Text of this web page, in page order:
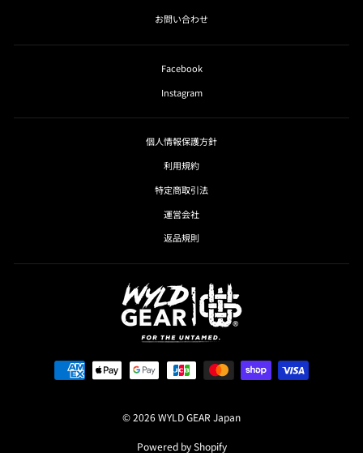
お問い合わせ
Facebook
Instagram
個人情報保護方針
利用規約
特定商取引法
運営会社
返品規則
© 2026 WYLD GEAR Japan
Powered by Shopify